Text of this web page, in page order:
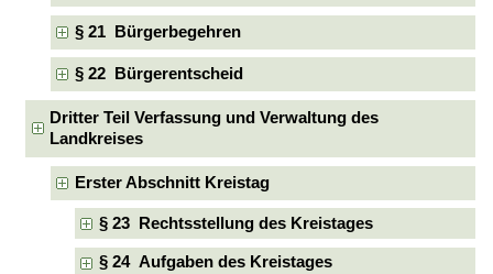
§ 21 Bürgerbegehren
§ 22 Bürgerentscheid
Dritter Teil Verfassung und Verwaltung des
Landkreises
Erster Abschnitt Kreistag
§ 23 Rechtsstellung des Kreistages
§ 24 Aufgaben des Kreistages